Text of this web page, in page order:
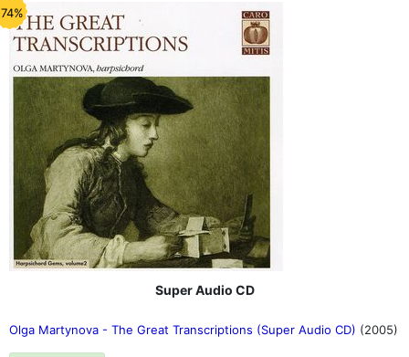
Super Audio CD
Olga Martynova - The Great Transcriptions (Super Audio CD) (2005)